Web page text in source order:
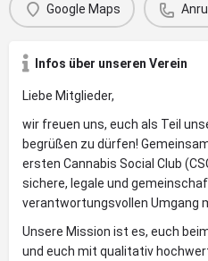
Google Maps
Infos über unseren Verein
Liebe Mitglieder,
wir freuen uns, euch als Teil
begrüßen zu dürfen!
ersten Cannabis Social Club
sichere, legale und
verantwortungsvollen Umgang
Unsere Mission ist es, euch
und euch mit qualitativ